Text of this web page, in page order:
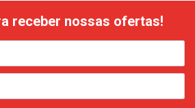
receber nossas ofertas!